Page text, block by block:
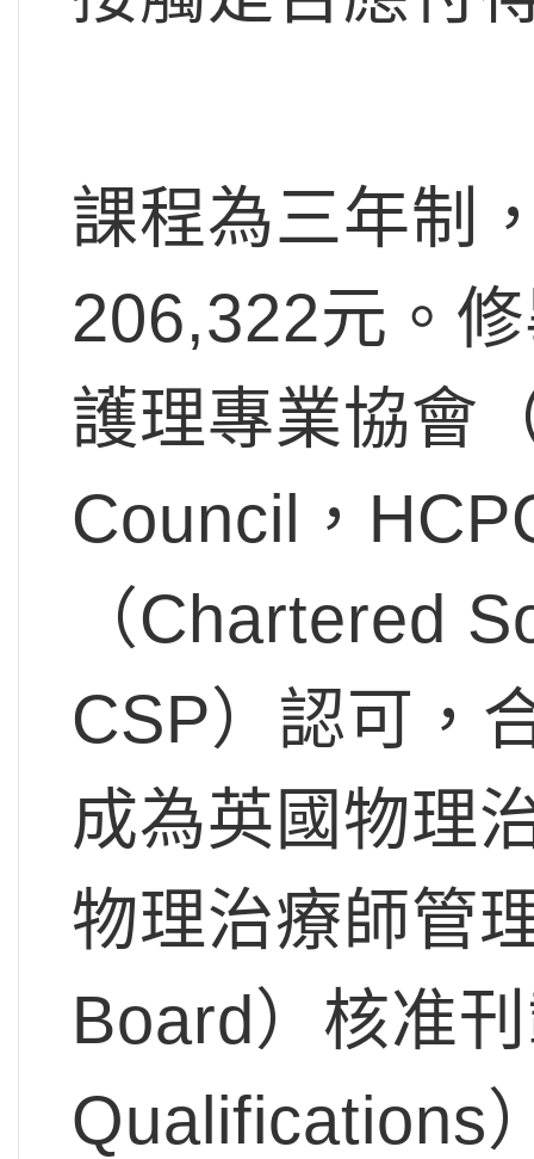
課程為三年制
206,322元。
護理專業協會
Council，
（Chartered
CSP）認可，
成為英國物理
物理治療師管
Board）核准
Qualifications